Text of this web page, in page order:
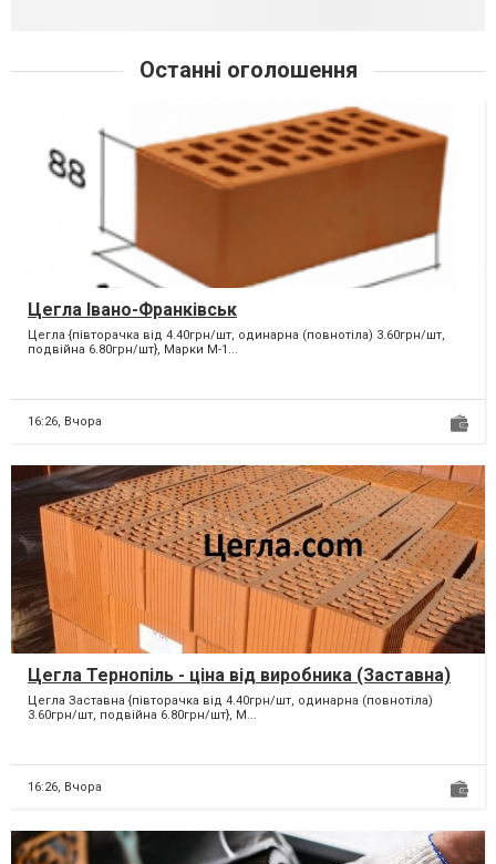
Останні оголошення
Цегла Івано-Франківськ
Цегла {півторачка від 4.40грн/шт, одинарна (повнотіла) 3.60грн/шт,
подвійна 6.80грн/шт}, Марки М-1...
16:26, Вчора
Цегла Тернопіль - ціна від виробника (Заставна)
Цегла Заставна {півторачка від 4.40грн/шт, одинарна (повнотіла)
3.60грн/шт, подвійна 6.80грн/шт}, М...
16:26, Вчора